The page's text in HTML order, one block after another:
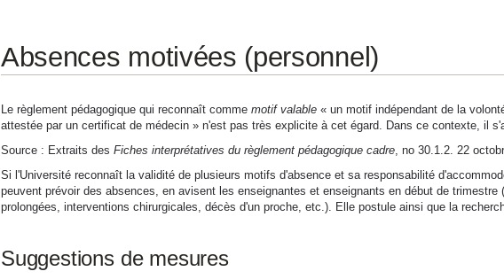
Absences motivées (personnel)
Le règlement pédagogique qui reconnaît comme motif valable « un motif indépendant de la
attestée par un certificat de médecin » n'est pas très explicite à cet égard. Dans ce contexte, il
Source : Extraits des Fiches interprétatives du règlement pédagogique cadre, no 30.1.2. 22
Si l'Université reconnaît la validité de plusieurs motifs d'absence et sa responsabilité
peuvent prévoir des absences, en avisent les enseignantes et enseignants en début de
prolongées, interventions chirurgicales, décès d'un proche, etc.). Elle postule ainsi que la
Suggestions de mesures